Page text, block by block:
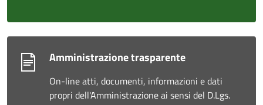
Amministrazione trasparente
On-line atti, documenti, informazioni e dati
propri dell'Amministrazione ai sensi del D.Lgs.